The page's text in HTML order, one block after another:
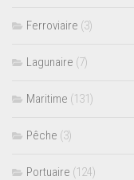
Ferroviaire (3)
Lagunaire (7)
Maritime (131)
Pêche (3)
Portuaire (124)